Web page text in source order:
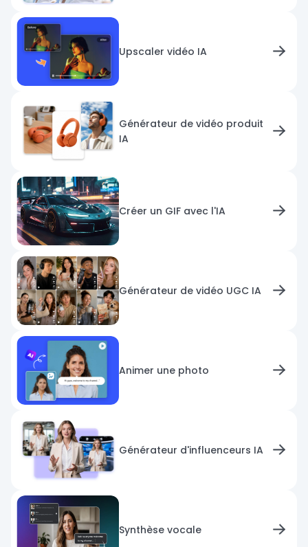
Upscaler vidéo IA
Générateur de vidéo produit
IA
Créer un GIF avec l'IA
Générateur de vidéo UGC IA
Animer une photo
Générateur d'influenceurs IA
Synthèse vocale